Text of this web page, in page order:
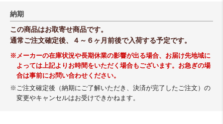
納期
この商品はお取寄せ商品です。
通常ご注文確定後、４～６ヶ月前後で入荷する予定です。
※メーカーの在庫状況や長期休業の影響が出る場合、お届け先地域に
よっては上記よりお時間をいただく場合もございます。お急ぎの場
合は事前にお問い合わせください。
※ご注文確定後（納期にご了解いただき、決済が完了したご注文）の
変更やキャンセルはお受けできかねます。